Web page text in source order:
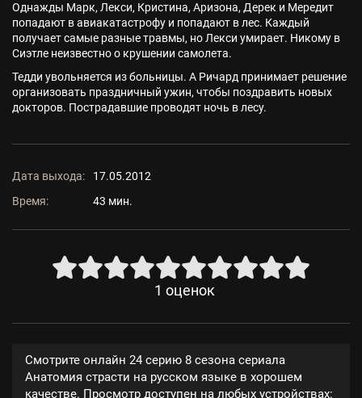
Однажды Марк, Лекси, Кристина, Аризона, Дерек и Мередит
попадают в авиакатастрофу и попадают в лес. Каждый
получает самые разные травмы, но Лекси умирает. Никому в
Сиэтле неизвестно о крушении самолета.
Тедди увольняется из больницы. А Ричард принимает решение
организовать праздничный ужин, чтобы поздравить новых
докторов. Пострадавшие проводят ночь в лесу.
Дата выхода:
17.05.2012
Время:
43 мин.
1 оценок
Смотрите онлайн 24 серию 8 сезона сериала
Анатомия страсти на русском языке в хорошем
качестве. Просмотр доступен на любых устройствах: